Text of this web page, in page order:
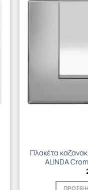
Πλακέτα
ALINDA